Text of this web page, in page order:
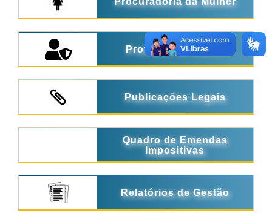
Proteção de Dados
Publicações Legais
Quadro de Emendas
Impositivas
Relatórios de Gestão